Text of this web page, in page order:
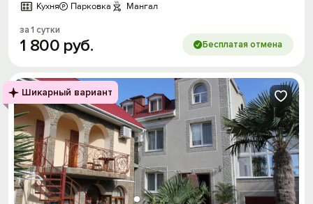
Кухня
Парковка Мангал
за 1 сутки
1 800 руб. Бесплатая отмена
Шикарный вариант